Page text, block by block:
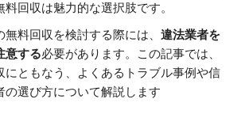
回収は魅力的な選択肢です。
無料回収を検討する際には、違法業者を
意する必要があります。この記事では、
にともなう、よくあるトラブル事例や信
の選び方について解説します